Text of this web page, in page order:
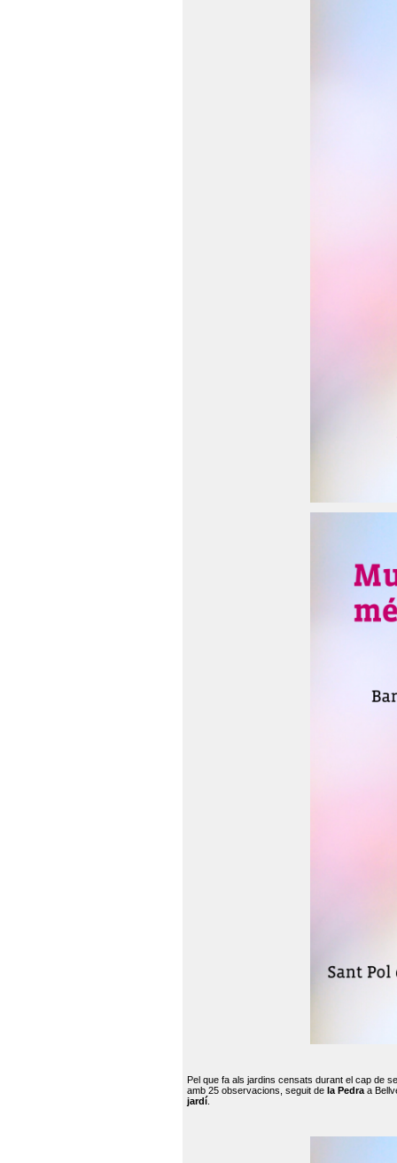
Pel que fa als jardins censats durant el cap de
amb 25 observacions, seguit de la Pedra a
jardí